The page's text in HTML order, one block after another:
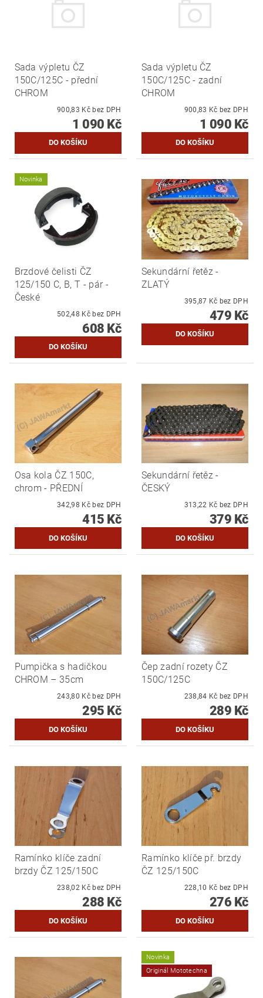
Sada výpletu ČZ
150C/125C - přední
CHROM
900,83 Kč bez DPH
1 090 Kč
Sada výpletu ČZ
150C/125C - zadní
CHROM
900,83 Kč bez DPH
1 090 Kč
Novinka
Brzdové čelisti ČZ
125/150 C, B, T - pár -
České
502,48 Kč bez DPH
608 Kč
Sekundární řetěz -
ZLATÝ
395,87 Kč bez DPH
479 Kč
Osa kola ČZ 150C,
chrom - PŘEDNÍ
342,98 Kč bez DPH
415 Kč
Sekundární řetěz -
ČESKÝ
313,22 Kč bez DPH
379 Kč
Pumpička s hadičkou
CHROM – 35cm
243,80 Kč bez DPH
295 Kč
Čep zadní rozety ČZ
150C/125C
238,84 Kč bez DPH
289 Kč
Ramínko klíče zadní
brzdy ČZ 125/150C
238,02 Kč bez DPH
288 Kč
Ramínko klíče př. brzdy
ČZ 125/150C
228,10 Kč bez DPH
276 Kč
Novinka
Originál Mototechna